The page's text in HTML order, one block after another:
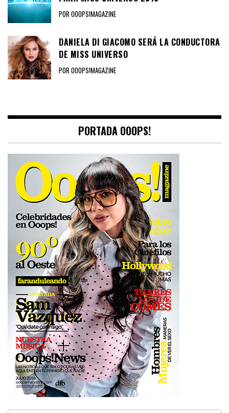
POR OOOPS!MAGAZINE
DANIELA DI GIACOMO SERÁ LA CONDUCTORA
DE MISS UNIVERSO
POR OOOPS!MAGAZINE
PORTADA OOOPS!